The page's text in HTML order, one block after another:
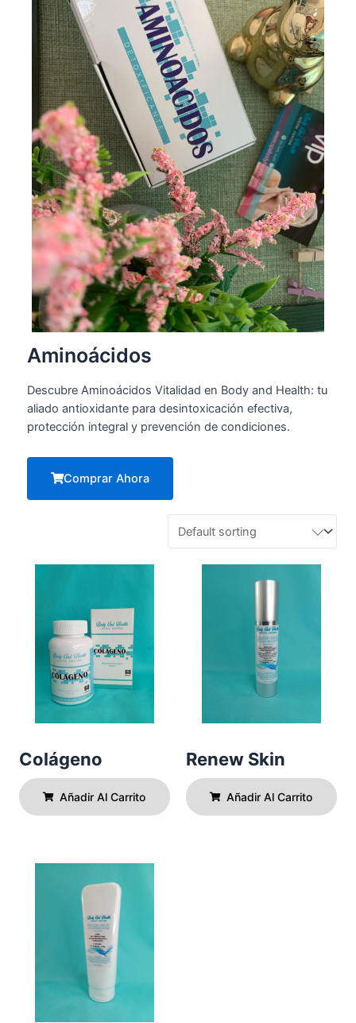
Aminoácidos
Descubre Aminoácidos Vitalidad en Body and Health: tu
aliado antioxidante para desintoxicación efectiva,
protección integral y prevención de condiciones.
Comprar Ahora
Colágeno
Añadir Al Carrito
Renew Skin
Añadir Al Carrito